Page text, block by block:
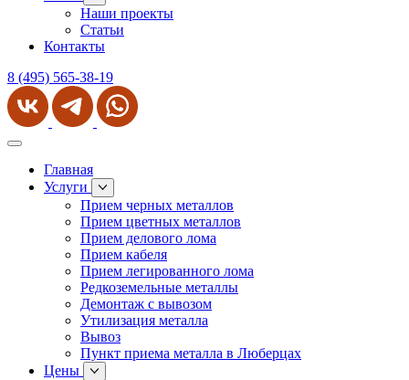
Наши проекты
Статьи
Контакты
8 (495) 565-38-19
Главная
Услуги
Прием черных металлов
Прием цветных металлов
Прием делового лома
Прием кабеля
Прием легированного лома
Редкоземельные металлы
Демонтаж с вывозом
Утилизация металла
Вывоз
Пункт приема металла в Люберцах
Цены